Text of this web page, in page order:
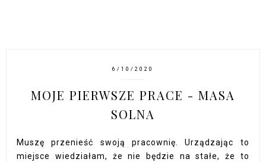
6/10/2020
MOJE PIERWSZE PRACE - MASA
SOLNA
Muszę przenieść swoją pracownię. Urządzając to
miejsce wiedziałam, że nie będzie na stałe, że to